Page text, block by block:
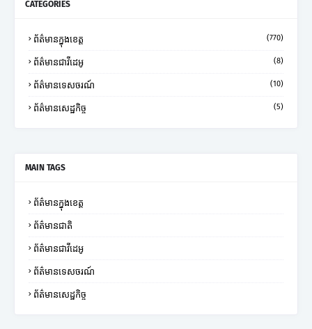
CATEGORIES
ព័ត៌មានក្នុងខេត្ត (770)
ព័ត៌មានជាវីដេអូ (8)
ព័ត៌មានទេសចរណ៍ (10)
ព័ត៌មានសេដ្ឋកិច្ច (5)
MAIN TAGS
ព័ត៌មានក្នុងខេត្ត
ព័ត៌មានជាតិ
ព័ត៌មានជាវីដេអូ
ព័ត៌មានទេសចរណ៍
ព័ត៌មានសេដ្ឋកិច្ច